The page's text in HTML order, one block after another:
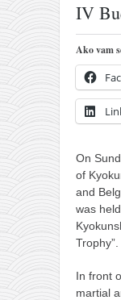
duhovni otac
pravoslavlje
zabranjena
ćirilica
porodične priče
umesto tvitera
kalendar srpski
azbuki i knjige
Okinava
najnovije na
moje
IV
Ako vam
On
of
and
was held
Trophy”.
In front
martial